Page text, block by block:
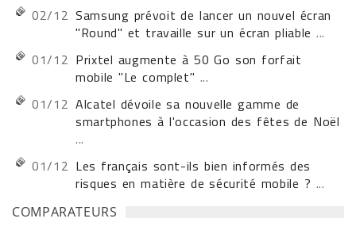
02/12 Samsung prévoit de lancer un nouvel écran
"Round" et travaille sur un écran pliable ...
01/12 Prixtel augmente à 50 Go son forfait
mobile "Le complet" ...
01/12 Alcatel dévoile sa nouvelle gamme de
smartphones à l'occasion des fêtes de Noël
...
01/12 Les français sont-ils bien informés des
risques en matière de sécurité mobile ? ...
COMPARATEURS